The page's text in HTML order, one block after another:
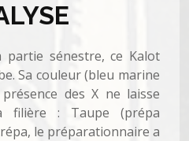
partie sénestre, ce Kalot
Sa couleur (bleu marine
des X ne laisse
filière : Taupe (prépa
le préparationnaire a